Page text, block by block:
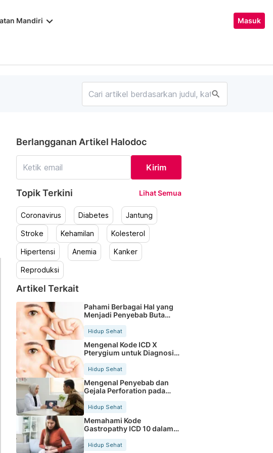
Mandiri keyboard_arrow_down Masuk
search
Berlangganan Artikel Halodoc
Kirim
Topik Terkini Lihat Semua
Coronavirus Diabetes Jantung
Stroke Kehamilan Kolesterol
Hipertensi Anemia Kanker
Reproduksi
Artikel Terkait
Pahami Berbagai Hal yang
Menjadi Penyebab Buta
Hidup Sehat
Mengenal Kode ICD X
Pterygium untuk Diagnosis
Hidup Sehat
Mengenal Penyebab dan
Gejala Perforation pada
Tubuh
Hidup Sehat
Memahami Kode
Gastropathy ICD 10 dalam
Rekam Medis Pasien
Hidup Sehat